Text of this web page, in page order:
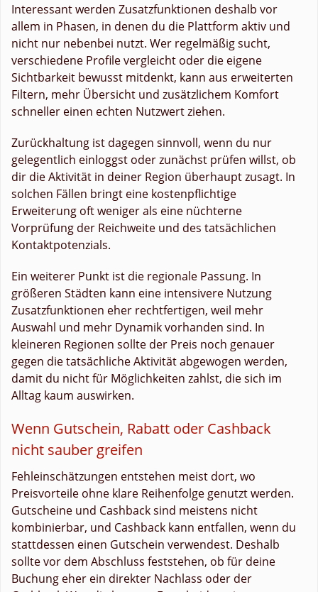
Interessant werden Zusatzfunktionen deshalb vor
allem in Phasen, in denen du die Plattform aktiv und
nicht nur nebenbei nutzt. Wer regelmäßig sucht,
verschiedene Profile vergleicht oder die eigene
Sichtbarkeit bewusst mitdenkt, kann aus erweiterten
Filtern, mehr Übersicht und zusätzlichem Komfort
schneller einen echten Nutzwert ziehen.
Zurückhaltung ist dagegen sinnvoll, wenn du nur
gelegentlich einloggst oder zunächst prüfen willst, ob
dir die Aktivität in deiner Region überhaupt zusagt. In
solchen Fällen bringt eine kostenpflichtige
Erweiterung oft weniger als eine nüchterne
Vorprüfung der Reichweite und des tatsächlichen
Kontaktpotenzials.
Ein weiterer Punkt ist die regionale Passung. In
größeren Städten kann eine intensivere Nutzung
Zusatzfunktionen eher rechtfertigen, weil mehr
Auswahl und mehr Dynamik vorhanden sind. In
kleineren Regionen sollte der Preis noch genauer
gegen die tatsächliche Aktivität abgewogen werden,
damit du nicht für Möglichkeiten zahlst, die sich im
Alltag kaum auswirken.
Wenn Gutschein, Rabatt oder Cashback
nicht sauber greifen
Fehleinschätzungen entstehen meist dort, wo
Preisvorteile ohne klare Reihenfolge genutzt werden.
Gutscheine und Cashback sind meistens nicht
kombinierbar, und Cashback kann entfallen, wenn du
stattdessen einen Gutschein verwendest. Deshalb
sollte vor dem Abschluss feststehen, ob für deine
Buchung eher ein direkter Nachlass oder der